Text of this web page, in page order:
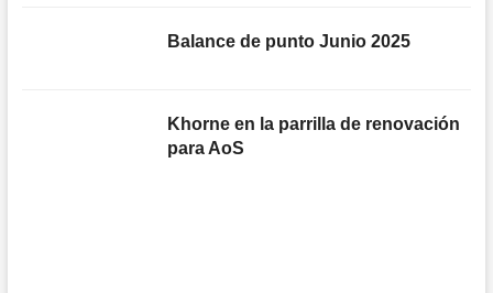
Balance de punto Junio 2025
Khorne en la parrilla de renovación
para AoS